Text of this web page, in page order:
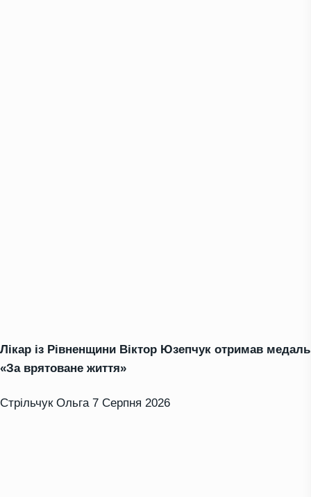
Лікар із Рівненщини Віктор Юзепчук отримав медаль
«За врятоване життя»
Стрільчук Ольга 7 Серпня 2026